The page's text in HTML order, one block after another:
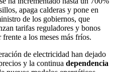
apaga calderas y pone en
de los gobiernos, que
tarifas reguladores y bonos
a los meses más fríos.
de electricidad han dejado
y la continua dependencia